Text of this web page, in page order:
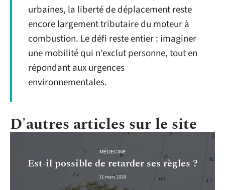
urbaines, la liberté de déplacement reste
encore largement tributaire du moteur à
combustion. Le défi reste entier : imaginer
une mobilité qui n’exclut personne, tout en
répondant aux urgences
environnementales.
D'autres articles sur le site
MÉDECINE
Est-il possible de retarder ses règles ?
11 mars 2026